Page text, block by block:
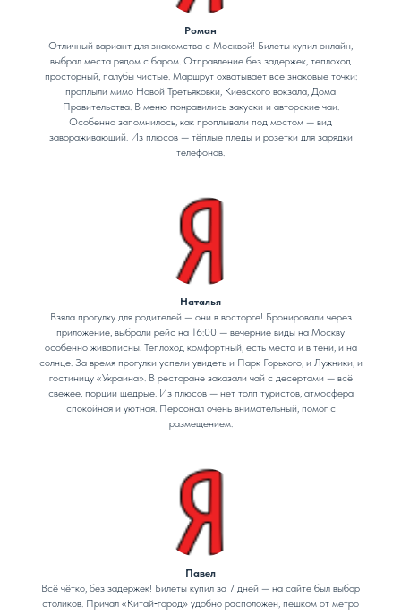
Роман
Отличный вариант для знакомства с Москвой! Билеты купил онлайн,
выбрал места рядом с баром. Отправление без задержек, теплоход
просторный, палубы чистые. Маршрут охватывает все знаковые точки:
проплыли мимо Новой Третьяковки, Киевского вокзала, Дома
Правительства. В меню понравились закуски и авторские чаи.
Особенно запомнилось, как проплывали под мостом — вид
завораживающий. Из плюсов — тёплые пледы и розетки для зарядки
телефонов.
Наталья
Взяла прогулку для родителей — они в восторге! Бронировали через
приложение, выбрали рейс на 16:00 — вечерние виды на Москву
особенно живописны. Теплоход комфортный, есть места и в тени, и на
солнце. За время прогулки успели увидеть и Парк Горького, и Лужники, и
гостиницу «Украина». В ресторане заказали чай с десертами — всё
свежее, порции щедрые. Из плюсов — нет толп туристов, атмосфера
спокойная и уютная. Персонал очень внимательный, помог с
размещением.
Павел
Всё чётко, без задержек! Билеты купил за 7 дней — на сайте был выбор
столиков. Причал «Китай‑город» удобно расположен, пешком от метро